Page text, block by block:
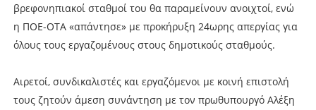
βρεφονηπιακοί σταθμοί του θα παραμείνουν ανοιχτοί, ενώ
η ΠΟΕ-ΟΤΑ «απάντησε» με προκήρυξη 24ωρης απεργίας για
όλους τους εργαζομένους στους δημοτικούς σταθμούς.
Αιρετοί, συνδικαλιστές και εργαζόμενοι με κοινή επιστολή
τους ζητούν άμεση συνάντηση με τον πρωθυπουργό Αλέξη